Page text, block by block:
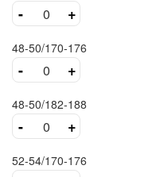
- +
48-50/170-176
- +
48-50/182-188
- +
52-54/170-176